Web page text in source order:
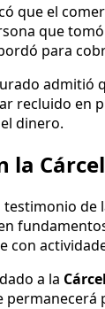
que el
que
para
admitió
recluido en
dinero.
la
testimonio de
con
a la
permanecerá